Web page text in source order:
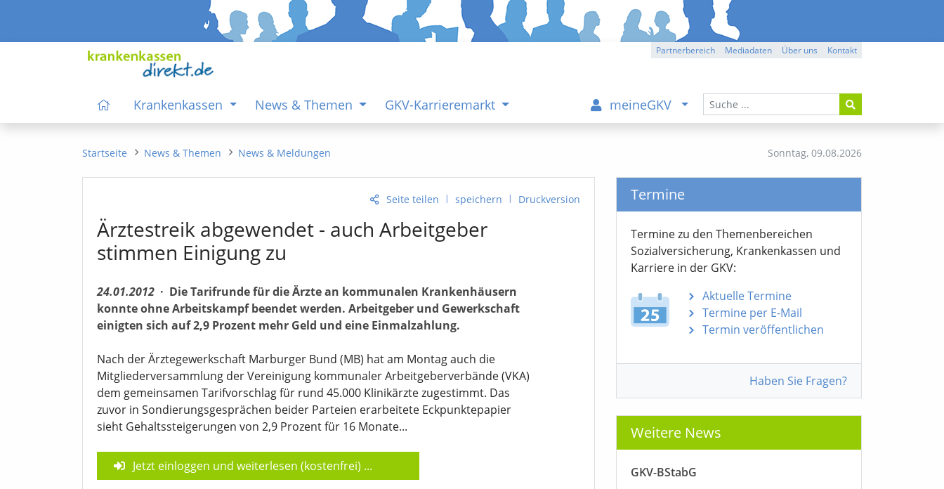
Partnerbereich Mediadaten Über uns Kontakt
Krankenkassen News & Themen GKV-Karrieremarkt meineGKV
Sonntag, 09.08.2026
Startseite News & Themen News & Meldungen
Seite teilen | speichern | Druckversion
Ärztestreik abgewendet - auch Arbeitgeber
stimmen Einigung zu
24.01.2012 · Die Tarifrunde für die Ärzte an kommunalen Krankenhäusern
konnte ohne Arbeitskampf beendet werden. Arbeitgeber und Gewerkschaft
einigten sich auf 2,9 Prozent mehr Geld und eine Einmalzahlung.
Nach der Ärztegewerkschaft Marburger Bund (MB) hat am Montag auch die
Mitgliederversammlung der Vereinigung kommunaler Arbeitgeberverbände (VKA)
dem gemeinsamen Tarifvorschlag für rund 45.000 Klinikärzte zugestimmt. Das
zuvor in Sondierungsgesprächen beider Parteien erarbeitete Eckpunktepapier
sieht Gehaltssteigerungen von 2,9 Prozent für 16 Monate...
Jetzt einloggen und weiterlesen (kostenfrei) ...
Termine
Termine zu den Themen­bereichen
Sozialver­sicherung, Krankenkassen und
Karriere in der GKV:
Aktuelle Termine
Termine per E-Mail
Termin veröffentlichen
Haben Sie Fragen?
Weitere News
GKV-BStabG